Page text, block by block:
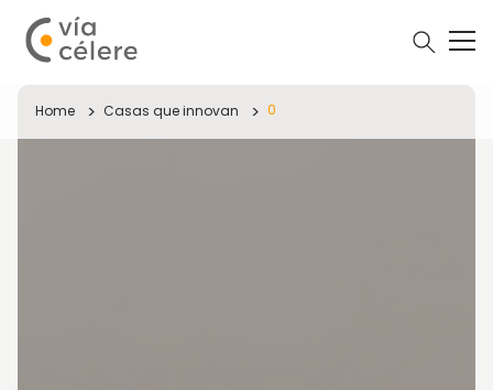
Home Casas que innovan 0